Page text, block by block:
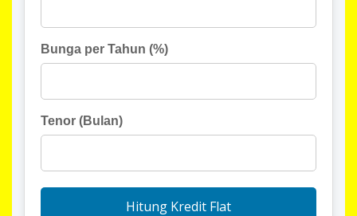
Bunga per Tahun (%)
Tenor (Bulan)
Hitung Kredit Flat